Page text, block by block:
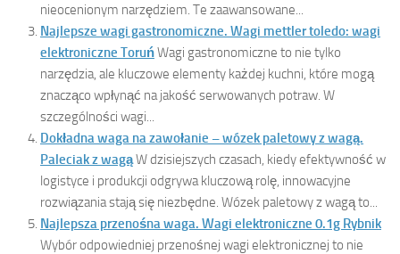
nieocenionym narzędziem. Te zaawansowane...
Najlepsze wagi gastronomiczne. Wagi mettler toledo: wagi
elektroniczne ToruńWagi gastronomiczne to nie tylko
narzędzia, ale kluczowe elementy każdej kuchni, które mogą
znacząco wpłynąć na jakość serwowanych potraw. W
szczególności wagi...
Dokładna waga na zawołanie – wózek paletowy z wagą.
Paleciak z wagąW dzisiejszych czasach, kiedy efektywność w
logistyce i produkcji odgrywa kluczową rolę, innowacyjne
rozwiązania stają się niezbędne. Wózek paletowy z wagą to...
Najlepsza przenośna waga. Wagi elektroniczne 0.1g Rybnik
Wybór odpowiedniej przenośnej wagi elektronicznej to nie